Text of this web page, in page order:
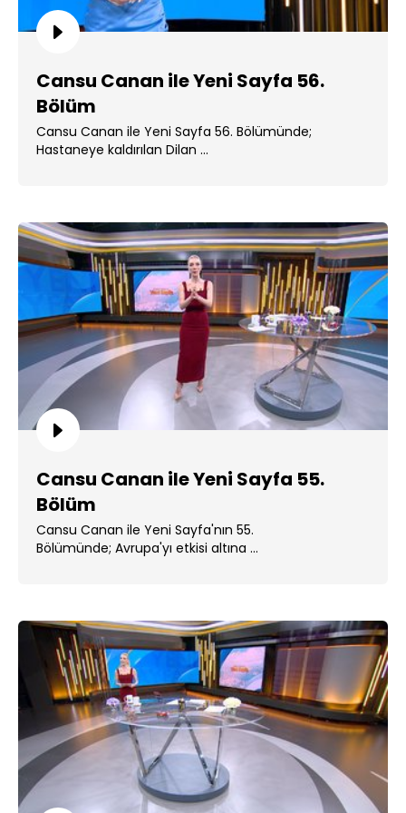
Cansu Canan ile Yeni Sayfa 56.
Bölüm
Cansu Canan ile Yeni Sayfa 56. Bölümünde;
Hastaneye kaldırılan Dilan ...
Cansu Canan ile Yeni Sayfa 55.
Bölüm
Cansu Canan ile Yeni Sayfa'nın 55.
Bölümünde; Avrupa'yı etkisi altına ...